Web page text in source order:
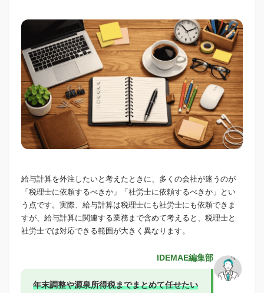
給与計算を外注したいと考えたときに、多くの会社が迷うのが
「税理士に依頼するべきか」「社労士に依頼するべきか」とい
う点です。実際、給与計算は税理士にも社労士にも依頼できま
すが、給与計算に関連する業務まで含めて考えると、税理士と
社労士では対応できる範囲が大きく異なります。
IDEMAE編集部
年末調整や源泉所得税までまとめて任せたい